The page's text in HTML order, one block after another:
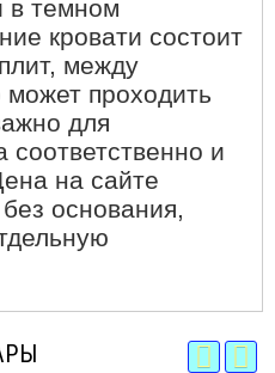
в темном
кровати состоит
между
проходить
для
соответственно и
на сайте
основания,